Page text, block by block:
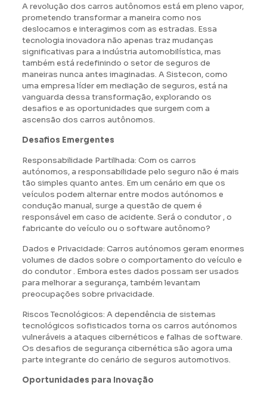
A revolução dos carros autônomos está em pleno vapor,
prometendo transformar a maneira como nos
deslocamos e interagimos com as estradas. Essa
tecnologia inovadora não apenas traz mudanças
significativas para a indústria automobilística, mas
também está redefinindo o setor de seguros de
maneiras nunca antes imaginadas. A Sistecon, como
uma empresa líder em mediação de seguros, está na
vanguarda dessa transformação, explorando os
desafios e as oportunidades que surgem com a
ascensão dos carros autônomos.
Desafios Emergentes
Responsabilidade Partilhada: Com os carros
autónomos, a responsabilidade pelo seguro não é mais
tão simples quanto antes. Em um cenário em que os
veículos podem alternar entre modos autónomos e
condução manual, surge a questão de quem é
responsável em caso de acidente. Será o condutor , o
fabricante do veículo ou o software autônomo?
Dados e Privacidade: Carros autónomos geram enormes
volumes de dados sobre o comportamento do veículo e
do condutor . Embora estes dados possam ser usados
para melhorar a segurança, também levantam
preocupações sobre privacidade.
Riscos Tecnológicos: A dependência de sistemas
tecnológicos sofisticados torna os carros autónomos
vulneráveis a ataques cibernéticos e falhas de software.
Os desafios de segurança cibernética são agora uma
parte integrante do cenário de seguros automotivos.
Oportunidades para Inovação